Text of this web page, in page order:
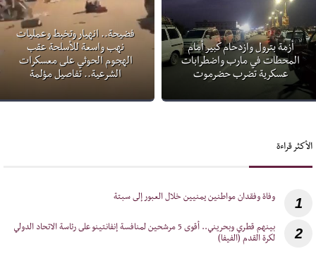
أزمة بترول وازدحام كبير أمام
المحطات في مارب واضطرابات
عسكرية تضرب حضرموت
فضيحة.. انهيار وتخبط وعمليات
نهب واسعة للأسلحة عقب
الهجوم الحوثي على معسكرات
الشرعية.. تفاصيل مؤلمة
الأكثر قراءة
1
2
‎بينهم قطري وبحريني.. أقوى 5 مرشحين لمنافسة إنفانتينو على رئاسة الاتحاد الدولي
لكرة القدم (الفيفا)